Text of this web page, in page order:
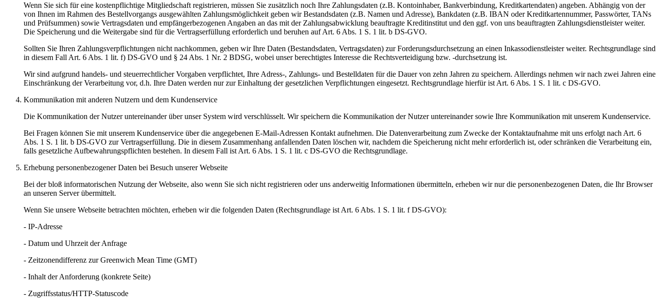
Wenn Sie sich für eine kostenpflichtige Mitgliedschaft registrieren, müssen Sie zusätzlich noch Ihre Zahlungsdaten (z.B. Kontoinhaber, Bankverbindung, Kreditkartendaten) angeben. Abhängig von der
von Ihnen im Rahmen des Bestellvorgangs ausgewählten Zahlungsmöglichkeit geben wir Bestandsdaten (z.B. Namen und Adresse), Bankdaten (z.B. IBAN oder Kreditkartennummer, Passwörter, TANs
und Prüfsummen) sowie Vertragsdaten und empfängerbezogenen Angaben an das mit der Zahlungsabwicklung beauftragte Kreditinstitut und den ggf. von uns beauftragten Zahlungsdienstleister weiter.
Die Speicherung und die Weitergabe sind für die Vertragserfüllung erforderlich und beruhen auf Art. 6 Abs. 1 S. 1 lit. b DS-GVO.
Sollten Sie Ihren Zahlungsverpflichtungen nicht nachkommen, geben wir Ihre Daten (Bestandsdaten, Vertragsdaten) zur Forderungsdurchsetzung an einen Inkassodienstleister weiter. Rechtsgrundlage sind
in diesem Fall Art. 6 Abs. 1 lit. f) DS-GVO und § 24 Abs. 1 Nr. 2 BDSG, wobei unser berechtigtes Interesse die Rechtsverteidigung bzw. -durchsetzung ist.
Wir sind aufgrund handels- und steuerrechtlicher Vorgaben verpflichtet, Ihre Adress-, Zahlungs- und Bestelldaten für die Dauer von zehn Jahren zu speichern. Allerdings nehmen wir nach zwei Jahren eine
Einschränkung der Verarbeitung vor, d.h. Ihre Daten werden nur zur Einhaltung der gesetzlichen Verpflichtungen eingesetzt. Rechtsgrundlage hierfür ist Art. 6 Abs. 1 S. 1 lit. c DS-GVO.
Kommunikation mit anderen Nutzern und dem Kundenservice
Die Kommunikation der Nutzer untereinander über unser System wird verschlüsselt. Wir speichern die Kommunikation der Nutzer untereinander sowie Ihre Kommunikation mit unserem Kundenservice.
Bei Fragen können Sie mit unserem Kundenservice über die angegebenen E-Mail-Adressen Kontakt aufnehmen. Die Datenverarbeitung zum Zwecke der Kontaktaufnahme mit uns erfolgt nach Art. 6
Abs. 1 S. 1 lit. b DS-GVO zur Vertragserfüllung. Die in diesem Zusammenhang anfallenden Daten löschen wir, nachdem die Speicherung nicht mehr erforderlich ist, oder schränken die Verarbeitung ein,
falls gesetzliche Aufbewahrungspflichten bestehen. In diesem Fall ist Art. 6 Abs. 1 S. 1 lit. c DS-GVO die Rechtsgrundlage.
Erhebung personenbezogener Daten bei Besuch unserer Webseite
Bei der bloß informatorischen Nutzung der Webseite, also wenn Sie sich nicht registrieren oder uns anderweitig Informationen übermitteln, erheben wir nur die personenbezogenen Daten, die Ihr Browser
an unseren Server übermittelt.
Wenn Sie unsere Webseite betrachten möchten, erheben wir die folgenden Daten (Rechtsgrundlage ist Art. 6 Abs. 1 S. 1 lit. f DS-GVO):
- IP-Adresse
- Datum und Uhrzeit der Anfrage
- Zeitzonendifferenz zur Greenwich Mean Time (GMT)
- Inhalt der Anforderung (konkrete Seite)
- Zugriffsstatus/HTTP-Statuscode